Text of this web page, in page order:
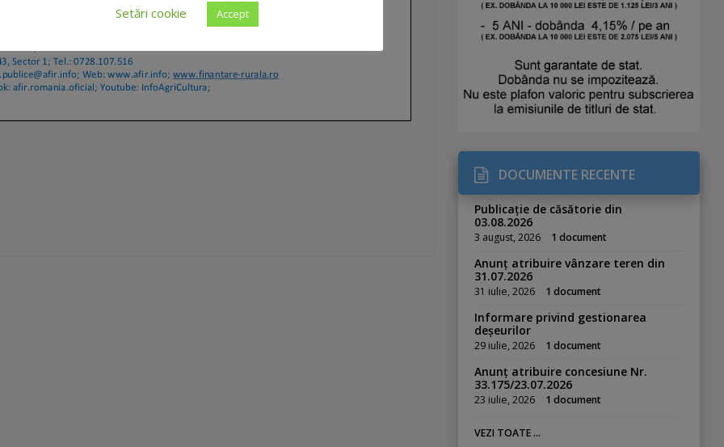
DOCUMENTE RECENTE
Publicație de căsătorie din
03.08.2026
3 august, 2026 1 document
Anunț atribuire vânzare teren din
31.07.2026
31 iulie, 2026 1 document
Informare privind gestionarea
deșeurilor
29 iulie, 2026 1 document
Anunț atribuire concesiune Nr.
33.175/23.07.2026
23 iulie, 2026 1 document
VEZI TOATE ...
Setări cookie
Accept